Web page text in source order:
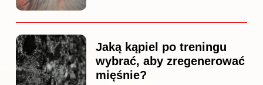
Jaką kąpiel po treningu
wybrać, aby zregenerować
mięśnie?